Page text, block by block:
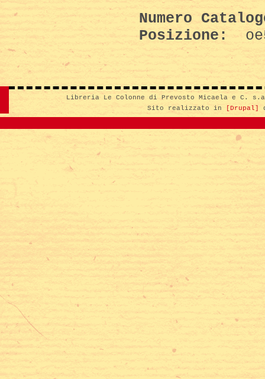
Numero
Posizione:
Libreria Le Colonne di Prevosto Micaela e C.
Sito realizzato in
[Drupal]